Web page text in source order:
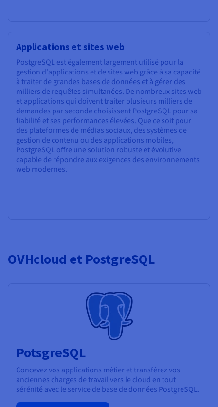
Applications et sites web
PostgreSQL est également largement utilisé pour la
gestion d'applications et de sites web grâce à sa capacité
à traiter de grandes bases de données et à gérer des
milliers de requêtes simultanées. De nombreux sites web
et applications qui doivent traiter plusieurs milliers de
demandes par seconde choisissent PostgreSQL pour sa
fiabilité et ses performances élevées. Que ce soit pour
des plateformes de médias sociaux, des systèmes de
gestion de contenu ou des applications mobiles,
PostgreSQL offre une solution robuste et évolutive
capable de répondre aux exigences des environnements
web modernes.
OVHcloud et PostgreSQL
PotsgreSQL
Concevez vos applications métier et transférez vos
anciennes charges de travail vers le cloud en tout
sérénité avec le service de base de données PostgreSQL.